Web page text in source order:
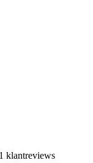
klantreviews